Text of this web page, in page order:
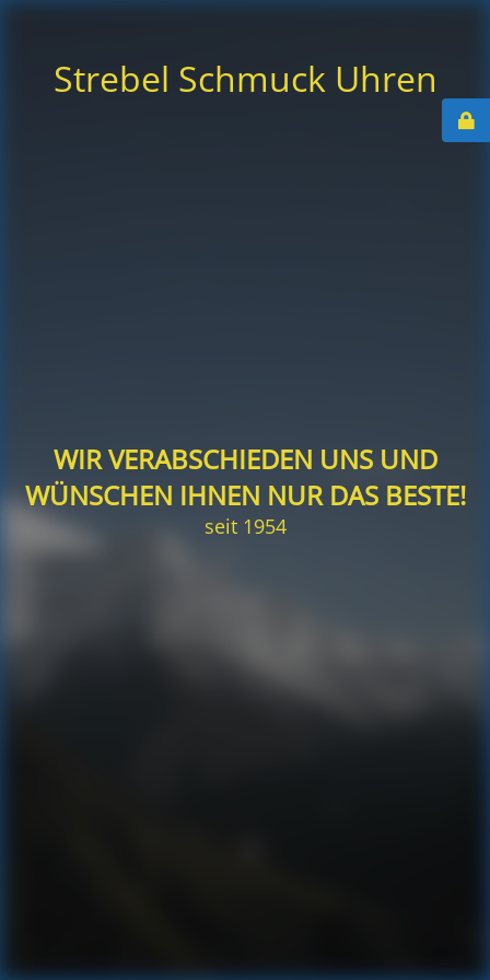
Strebel Schmuck Uhren
WIR VERABSCHIEDEN UNS UND
WÜNSCHEN IHNEN NUR DAS BESTE!
seit 1954